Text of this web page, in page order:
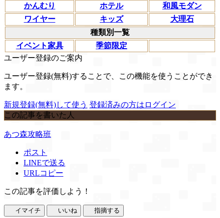
かんむり
ホテル
和風モダン
ワイヤー
キッズ
大理石
種類別一覧
イベント家具
季節限定
ユーザー登録のご案内
ユーザー登録(無料)することで、この機能を使うことができ
ます。
新規登録(無料)して使う 登録済みの方はログイン
この記事を書いた人
あつ森攻略班
ポスト
LINEで送る
URLコピー
この記事を評価しよう！
イマイチ いいね 指摘する